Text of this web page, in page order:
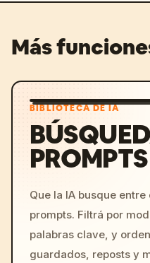
Más
BIBLIOTECA DE IA
Que la IA busque
prompts. Filtrá por
palabras clave, y
guardados, reposts y